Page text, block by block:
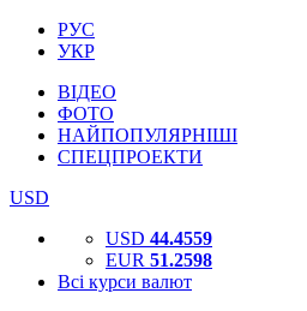
РУС
УКР
ВІДЕО
ФОТО
НАЙПОПУЛЯРНІШІ
СПЕЦПРОЕКТИ
USD
USD 44.4559
EUR 51.2598
Всі курси валют